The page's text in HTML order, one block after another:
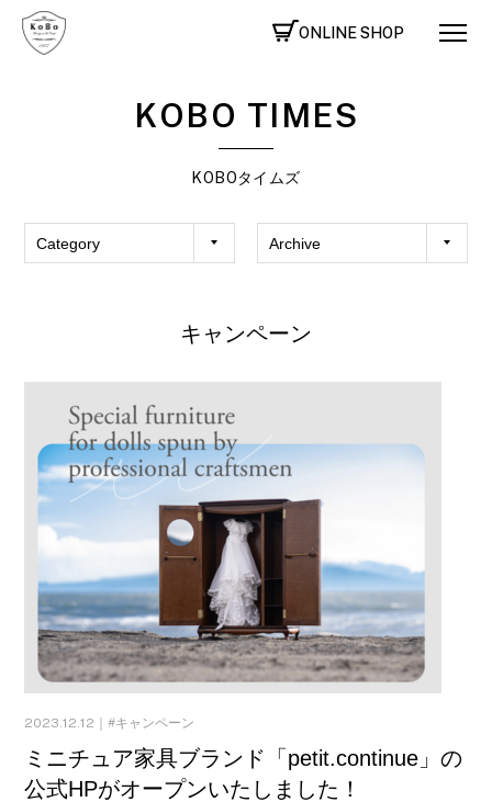
ONLINE SHOP
KOBO TIMES
KOBOタイムズ
キャンペーン
2023.12.12｜ キャンペーン
ミニチュア家具ブランド「petit.continue」の
公式HPがオープンいたしました！